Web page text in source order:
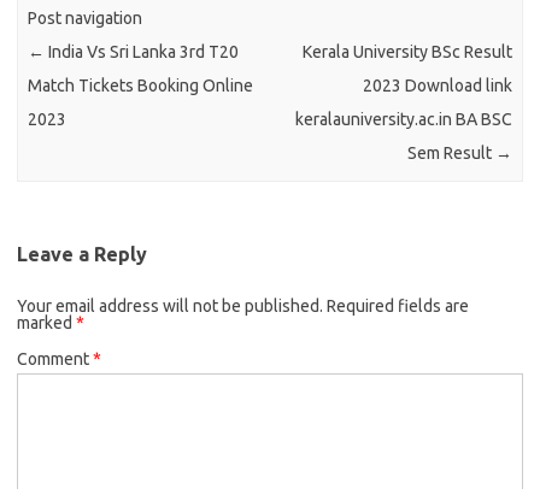
Post navigation
← India Vs Sri Lanka 3rd T20
Match Tickets Booking Online
2023
Kerala University BSc Result
2023 Download link
keralauniversity.ac.in BA BSC
Sem Result →
Leave a Reply
Your email address will not be published. Required fields are
marked *
Comment*